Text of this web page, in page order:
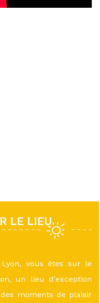
LE LIEU
vous êtes sur le
un lieu d'exception
moments de plaisir